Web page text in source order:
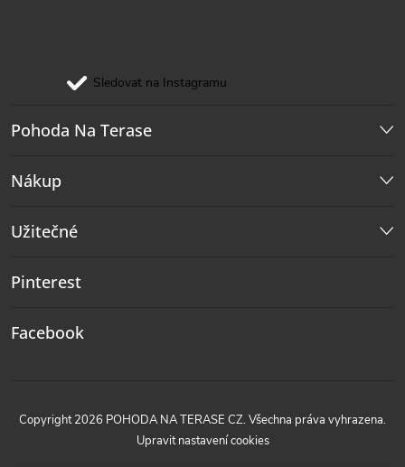
Sledovat na Instagramu
Pohoda Na Terase
Nákup
Užitečné
Pinterest
Facebook
Copyright 2026 POHODA NA TERASE CZ. Všechna práva vyhrazena.
Upravit nastavení cookies